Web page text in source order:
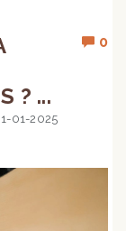
0
? ...
01-2025